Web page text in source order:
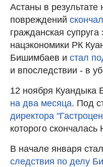
Астаны в результате
повреждений
гражданская супруга
нацэкономики РК
Бишимбаев и стал
и впоследствии - в
12 ноября Куандыка
на два месяца. Под
директора
которого скончалась
В начале января
следствия по делу